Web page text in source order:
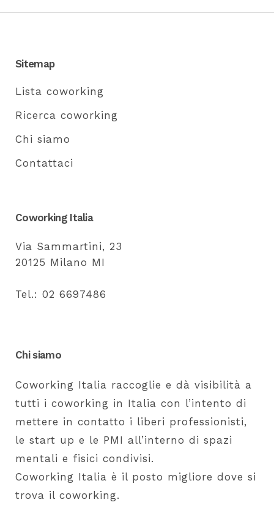
Sitemap
Lista coworking
Ricerca coworking
Chi siamo
Contattaci
Coworking Italia
Via Sammartini, 23
20125 Milano MI
Tel.: 02 6697486
Chi siamo
Coworking Italia raccoglie e dà visibilità a
tutti i coworking in Italia con l’intento di
mettere in contatto i liberi professionisti,
le start up e le PMI all’interno di spazi
mentali e fisici condivisi.
Coworking Italia è il posto migliore dove si
trova il coworking.